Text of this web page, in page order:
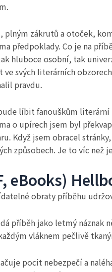
plným zákrutů a otoček,
předpoklady. Co je na
hluboce osobní, tak
ve svých literárních
pravdu.
líbit fanouškům literární
o upírech jsem byl
Když jsem obracel
způsobech. Je to víc než
eBooks)
obraty příběhu
příběh jako letmý náznak
vláknem pečlivě
pocit nebezpečí a